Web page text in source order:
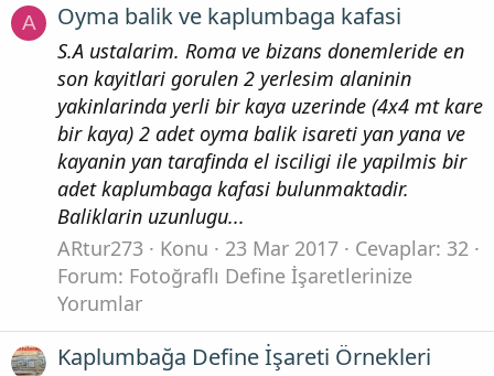
A Oyma balik ve kaplumbaga kafasi
S.A ustalarim. Roma ve bizans donemleride en
son kayitlari gorulen 2 yerlesim alaninin
yakinlarinda yerli bir kaya uzerinde (4x4 mt kare
bir kaya) 2 adet oyma balik isareti yan yana ve
kayanin yan tarafinda el isciligi ile yapilmis bir
adet kaplumbaga kafasi bulunmaktadir.
Baliklarin uzunlugu...
ARtur273
Konu 23 Mar 2017
Cevaplar: 32
Forum: Fotoğraflı Define İşaretlerinize
Yorumlar
Kaplumbağa Define İşareti Örnekleri